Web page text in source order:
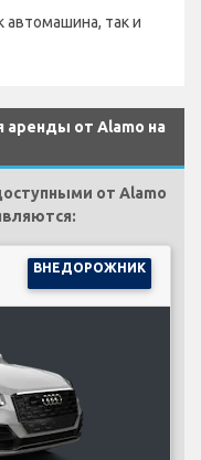
так и
от Alamo на
от Alamo
ВНЕДОРОЖНИК